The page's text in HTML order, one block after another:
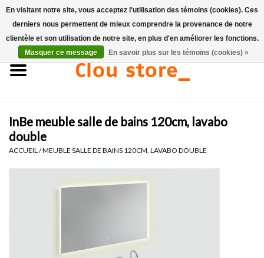
Accueil
Ensembles de lave-mains
InBe meuble salle de bains 120cm, lavabo
double
ACCUEIL /MEUBLE SALLE DE BAINS 120CM, LAVABO DOUBLE
En visitant notre site, vous acceptez l'utilisation des témoins (cookies). Ces
derniers nous permettent de mieux comprendre la provenance de notre
clientèle et son utilisation de notre site, en plus d'en améliorer les fonctions.
Masquer ce message
En savoir plus sur les témoins (cookies) »